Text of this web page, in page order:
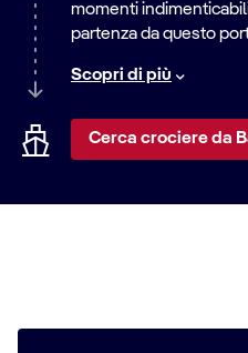
momenti
partenza da questo
emozionanti avventure
Scopri di più
Cerca crociere da